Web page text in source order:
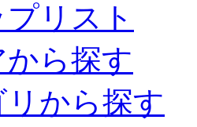
リスト
から探す
リから探す